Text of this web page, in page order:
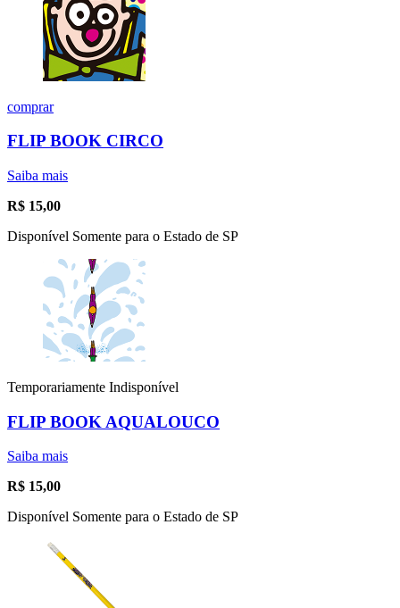
comprar
FLIP BOOK CIRCO
Saiba mais
R$ 15,00
Disponível Somente para o Estado de SP
Temporariamente Indisponível
FLIP BOOK AQUALOUCO
Saiba mais
R$ 15,00
Disponível Somente para o Estado de SP